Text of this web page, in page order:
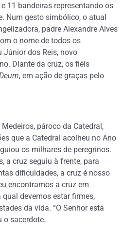
11 bandeiras representando os
Num gesto simbólico, o atual
padre Alexandre Alves
o nome de todos os
Júnior dos Reis, novo
Diante da cruz, os fiéis
, em ação de graças pelo
pároco da Catedral,
que a Catedral acolheu no Ano
os milhares de peregrinos.
a cruz seguiu à frente, para
dificuldades, a cruz é nosso
encontramos a cruz em
devemos estar firmes,
da vida. “O Senhor está
o sacerdote.